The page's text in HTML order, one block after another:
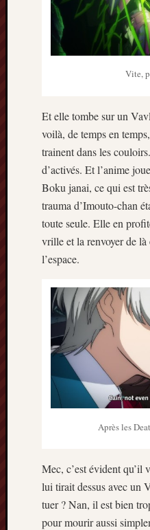
Vite,
Et elle tombe sur un
voilà, de temps en
trainent dans les
d’activés. Et l’anime
Boku janai, ce qui est
trauma d’Imouto-chan
toute seule. Elle en
vrille et la renvoyer de
l’espace.
Après les
Mec, c’est évident qu’il
lui tirait dessus avec un
tuer ? Nan, il est bien
pour mourir aussi